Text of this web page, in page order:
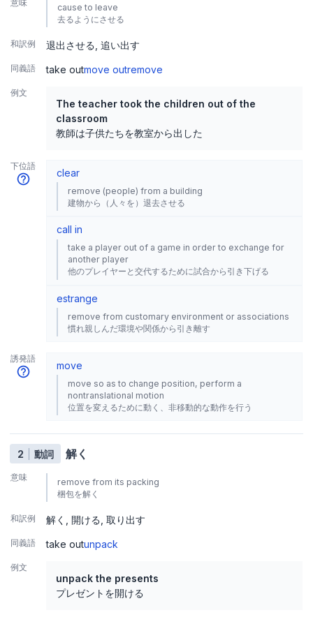
意味
cause to leave
去るようにさせる
和訳例 退出させる 追い出す
同義語 take outmove outremove
例文
The teacher took the children out of the
classroom
教師は子供たちを教室から出した
下位語
clear
remove (people) from a building
建物から（人々を）退去させる
call in
take a player out of a game in order to exchange for
another player
他のプレイヤーと交代するために試合から引き下げる
estrange
remove from customary environment or associations
慣れ親しんだ環境や関係から引き離す
誘発語
move
move so as to change position, perform a
nontranslational motion
位置を変えるために動く、非移動的な動作を行う
2 動詞 解く
意味
remove from its packing
梱包を解く
和訳例 解く 開ける 取り出す
同義語 take outunpack
例文
unpack the presents
プレゼントを開ける